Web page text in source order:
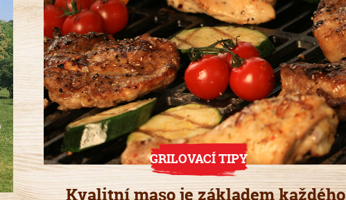
GRILOVACÍ TIPY
Kvalitní maso je základem každého